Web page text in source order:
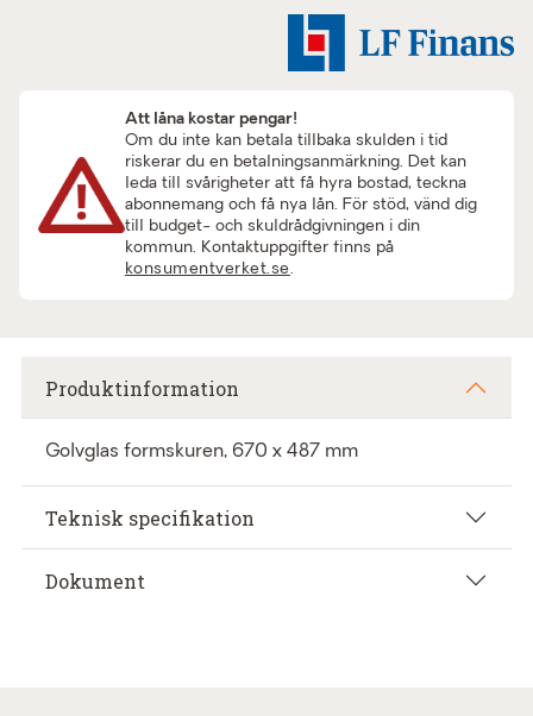
Att låna kostar pengar!
Om du inte kan betala tillbaka skulden i tid
riskerar du en betalningsanmärkning. Det kan
leda till svårigheter att få hyra bostad, teckna
abonnemang och få nya lån. För stöd, vänd dig
till budget- och skuldrådgivningen i din
kommun. Kontaktuppgifter finns på
konsumentverket.se.
Produktinformation
Golvglas formskuren, 670 x 487 mm
Teknisk specifikation
Dokument